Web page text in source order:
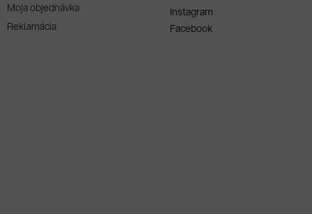
Moja objednávka
Reklamácia
Instagram
Facebook